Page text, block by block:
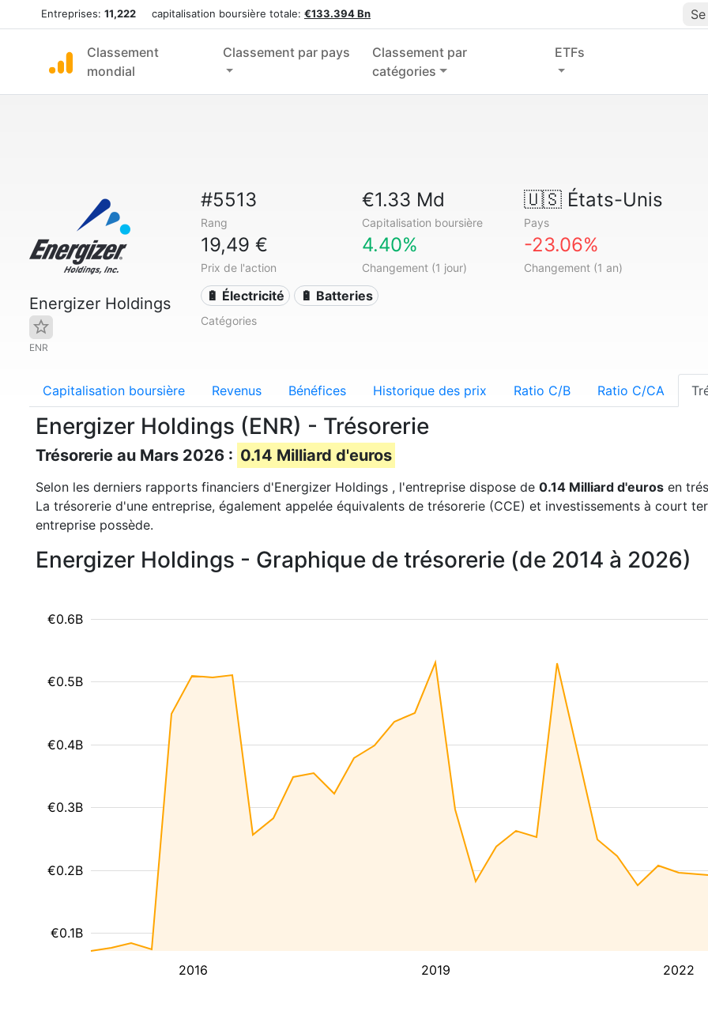
Entreprises: 11,222 capitalisation boursière totale: €133.394 Bn
Classement
mondial
Classement par pays
Classement par
catégories
ETFs
Energizer Holdings
ENR
#5513
Rang
€1.33 Md
Capitalisation boursière
🇺🇸États-Unis
Pays
19,49 €
Prix de l'action
4.40%
Changement (1 jour)
-23.06%
Changement (1 an)
🔋 Électricité 🔋 Batteries
Catégories
Capitalisation boursière Revenus Bénéfices Historique des prix Ratio C/B Ratio C/CA
Energizer Holdings (ENR) - Trésorerie
Trésorerie au Mars 2026 : 0.14 Milliard d'euros
Selon les derniers rapports financiers d'Energizer Holdings , l'entreprise dispose de 0.14 Milliard d'euros en
La trésorerie d'une entreprise, également appelée équivalents de trésorerie (CCE) et investissements à court
entreprise possède.
Energizer Holdings - Graphique de trésorerie (de 2014 à 2026)
2016 2019 2022
€0.1B
€0.2B
€0.3B
€0.4B
€0.5B
€0.6B